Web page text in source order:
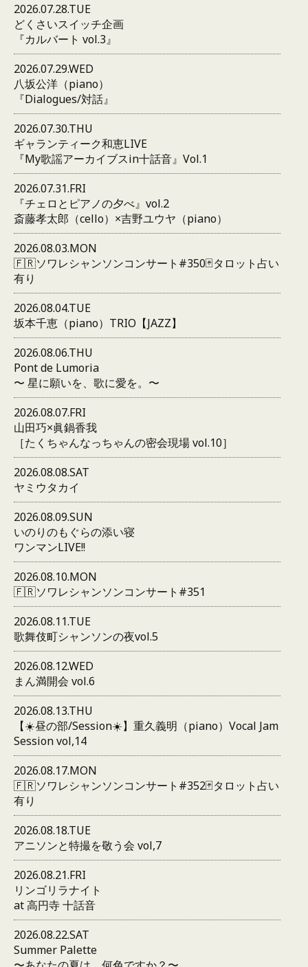
2026.07.28.TUE
どくさいスイッチ企画
『カルバート vol.3』
2026.07.29.WED
八坂公洋（piano）
『Dialogues/対話』
2026.07.30.THU
ギャランティーク和恵LIVE
『My歌謡アーカイブスin十話音』Vol.1
2026.07.31.FRI
『チェロとピアノの夕べ』vol.2
斎藤孝太郎（cello）×吉野ユウヤ（piano）
2026.08.03.MON
🇫🇷ソワレシャンソンコンサート#350🃏タロット占い
有り
2026.08.04.TUE
坂本千恵（piano）TRIO【JAZZ】
2026.08.06.THU
Pont de Lumoria
〜 星に願いを、歌に愛を。〜
2026.08.07.FRI
山田巧×眞鍋香我
［たくちゃんなっちゃんの密会現場 vol.10］
2026.08.08.SAT
ヤミウタカイ
2026.08.09.SUN
いのりのもぐらの添い寝
ワンマンLIVE!!
2026.08.10.MON
🇫🇷ソワレシャンソンコンサート#351
2026.08.11.TUE
歌舞伎町シャンソンの夜vol.5
2026.08.12.WED
まん満開会 vol.6
2026.08.13.THU
【☀️昼の部/Session☀️】重久義明（piano）Vocal Jam
Session vol,14
2026.08.17.MON
🇫🇷ソワレシャンソンコンサート#352🃏タロット占い
有り
2026.08.18.TUE
アニソンと特撮を敬う会 vol,7
2026.08.21.FRI
リンゴリラナイト
at 高円寺 十話音
2026.08.22.SAT
Summer Palette